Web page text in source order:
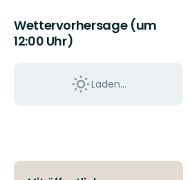
Wettervorhersage (um
12:00 Uhr)
Laden...